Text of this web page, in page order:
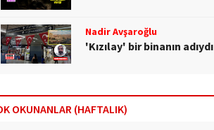
Nadir Avşaroğlu
'Kızılay' bir binanın adıydı
OKUNANLAR (HAFTALIK)